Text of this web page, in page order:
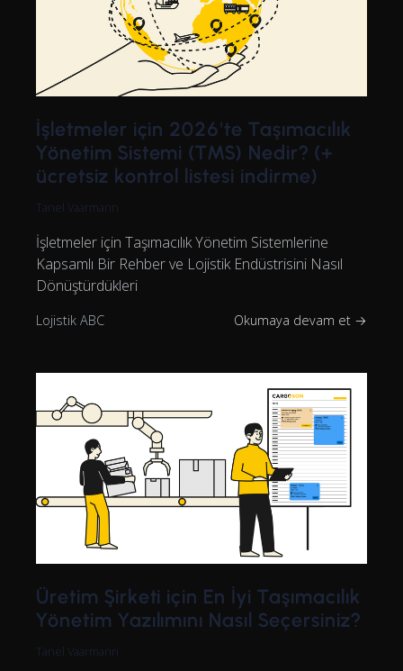
İşletmeler için 2026'te Taşımacılık
Yönetim Sistemi (TMS) Nedir? (+
ücretsiz kontrol listesi indirme)
Tanel Vaarmann
İşletmeler için Taşımacılık Yönetim Sistemlerine
Kapsamlı Bir Rehber ve Lojistik Endüstrisini Nasıl
Dönüştürdükleri
Lojistik ABC Okumaya devam et →
Üretim Şirketi için En İyi Taşımacılık
Yönetim Yazılımını Nasıl Seçersiniz?
Tanel Vaarmann